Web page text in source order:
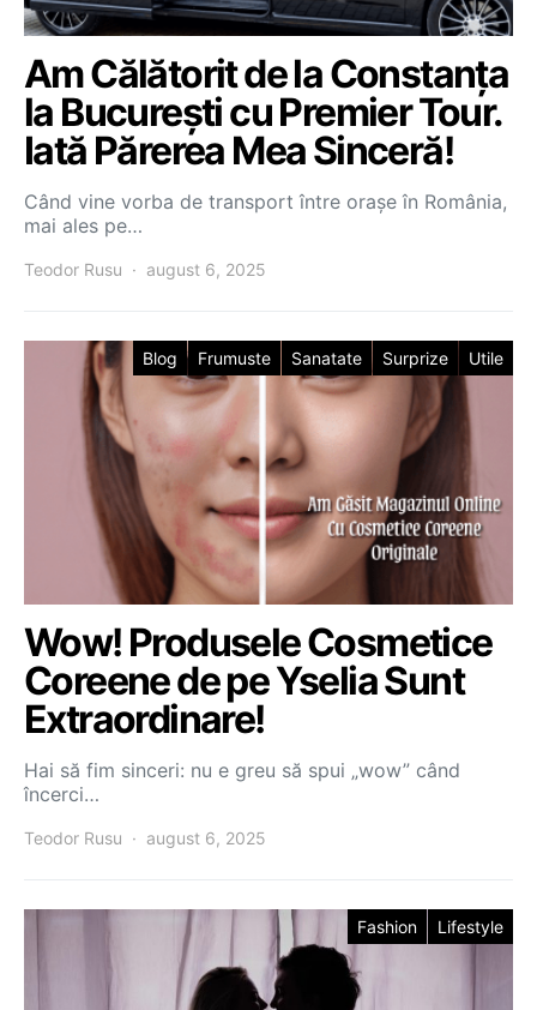
Am Călătorit de la Constanța
la București cu Premier Tour.
Iată Părerea Mea Sinceră!
Când vine vorba de transport între orașe în România,
mai ales pe…
Teodor Rusu august 6, 2025
Blog Frumuste Sanatate Surprize Utile
Wow! Produsele Cosmetice
Coreene de pe Yselia Sunt
Extraordinare!
Hai să fim sinceri: nu e greu să spui „wow” când
încerci…
Teodor Rusu august 6, 2025
Fashion Lifestyle